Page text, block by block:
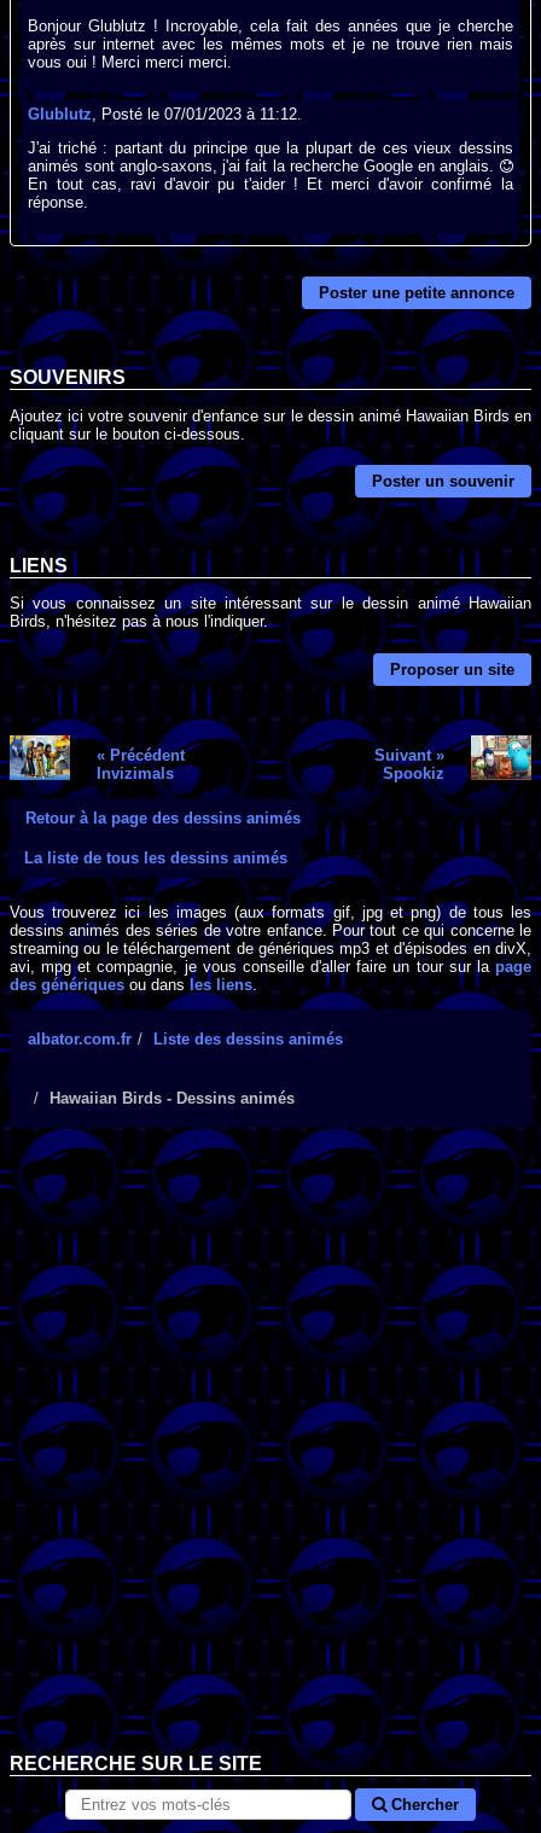
Bonjour Glublutz ! Incroyable, cela fait des années que je cherche
après sur internet avec les mêmes mots et je ne trouve rien mais
vous oui ! Merci merci merci.
Glublutz , Posté le 07/01/2023 à 11:12.
J'ai triché : partant du principe que la plupart de ces vieux dessins
animés sont anglo-saxons, j'ai fait la recherche Google en anglais.
En tout cas, ravi d'avoir pu t'aider ! Et merci d'avoir confirmé la
réponse.
Poster une petite annonce
SOUVENIRS
Ajoutez ici votre souvenir d'enfance sur le dessin animé Hawaiian Birds en
cliquant sur le bouton ci-dessous.
Poster un souvenir
LIENS
Si vous connaissez un site intéressant sur le dessin animé Hawaiian
Birds, n'hésitez pas à nous l'indiquer.
Proposer un site
« Précédent
Invizimals
Suivant »
Spookiz
Retour à la page des dessins animés
La liste de tous les dessins animés
Vous trouverez ici les images (aux formats gif, jpg et png) de tous les
dessins animés des séries de votre enfance. Pour tout ce qui concerne le
streaming ou le téléchargement de génériques mp3 et d'épisodes en divX,
avi, mpg et compagnie, je vous conseille d'aller faire un tour sur la page
des génériques ou dans les liens.
albator.com.fr Liste des dessins animés
Hawaiian Birds - Dessins animés
RECHERCHE SUR LE SITE
Chercher